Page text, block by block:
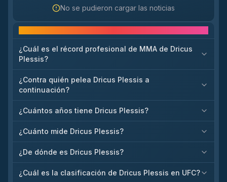
No se pudieron cargar las noticias
¿Cuál es el récord profesional de MMA de Dricus
Plessis?
¿Contra quién pelea Dricus Plessis a
continuación?
¿Cuántos años tiene Dricus Plessis?
¿Cuánto mide Dricus Plessis?
¿De dónde es Dricus Plessis?
¿Cuál es la clasificación de Dricus Plessis en UFC?